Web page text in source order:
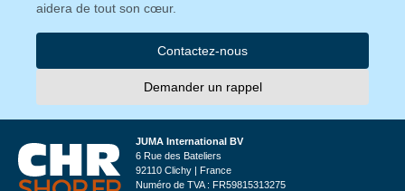
aidera de tout son cœur.
Contactez-nous
Demander un rappel
JUMA International BV
6 Rue des Bateliers
92110 Clichy | France
Numéro de TVA : FR59815313275